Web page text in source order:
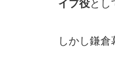
イプ役とし
しかし鎌